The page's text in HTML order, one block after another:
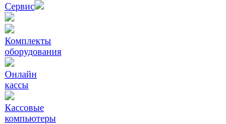
Сервис
Комплекты
оборудования
Онлайн
кассы
Кассовые
компьютеры